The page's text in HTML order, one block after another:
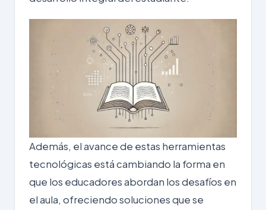
Además, el avance de estas herramientas
tecnológicas está cambiando la forma en
que los educadores abordan los desafíos en
el aula, ofreciendo soluciones que se